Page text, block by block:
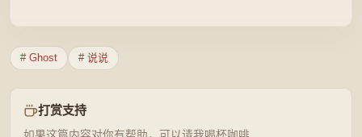
# Ghost # 说说
打赏支持